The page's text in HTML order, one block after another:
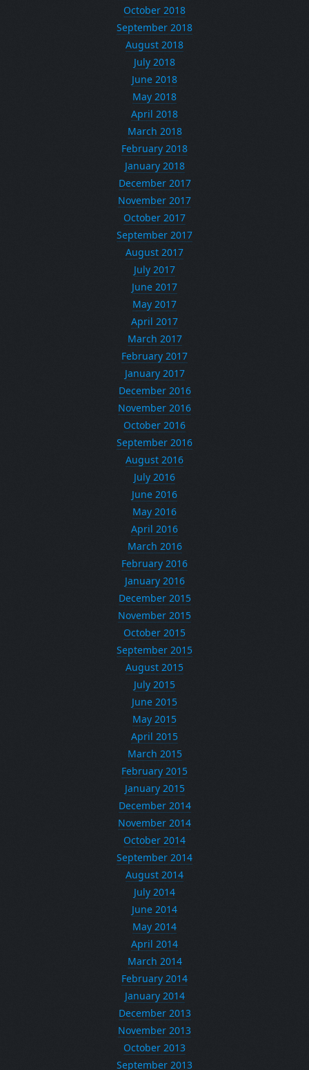
October 2018
September 2018
August 2018
July 2018
June 2018
May 2018
April 2018
March 2018
February 2018
January 2018
December 2017
November 2017
October 2017
September 2017
August 2017
July 2017
June 2017
May 2017
April 2017
March 2017
February 2017
January 2017
December 2016
November 2016
October 2016
September 2016
August 2016
July 2016
June 2016
May 2016
April 2016
March 2016
February 2016
January 2016
December 2015
November 2015
October 2015
September 2015
August 2015
July 2015
June 2015
May 2015
April 2015
March 2015
February 2015
January 2015
December 2014
November 2014
October 2014
September 2014
August 2014
July 2014
June 2014
May 2014
April 2014
March 2014
February 2014
January 2014
December 2013
November 2013
October 2013
September 2013